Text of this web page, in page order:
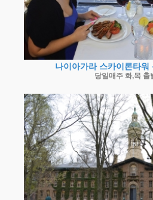
나이아가라 스카이론타워
당일매주 화,목 출